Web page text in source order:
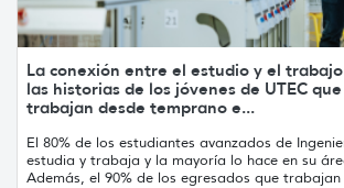
La conexión entre el estudio y el
las historias de los jóvenes de UTEC
trabajan desde temprano e...
El 80% de los estudiantes avanzados de
estudia y trabaja y la mayoría lo hace en su
Además, el 90% de los egresados que